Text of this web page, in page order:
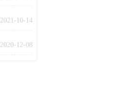
2021-10-14
2020-12-08